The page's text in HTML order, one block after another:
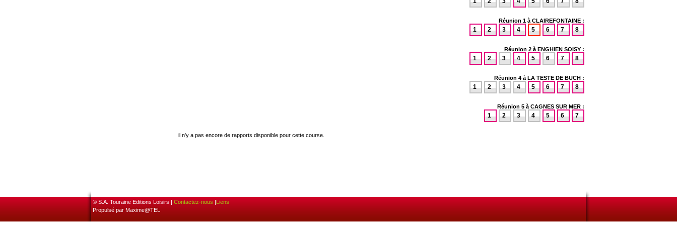
Réunion 1 à CLAIREFONTAINE :
8
7
6
5
4
3
2
1
Réunion 2 à ENGHIEN SOISY :
8
7
6
5
4
3
2
1
Réunion 4 à LA TESTE DE BUCH :
8
7
6
5
4
3
2
1
Réunion 5 à CAGNES SUR MER :
7
6
5
4
3
2
1
il n'y a pas encore de rapports disponible pour cette course.
© S.A. Touraine Editions Loisirs | Contactez-nous |Liens
Propulsé par Maxime@TEL